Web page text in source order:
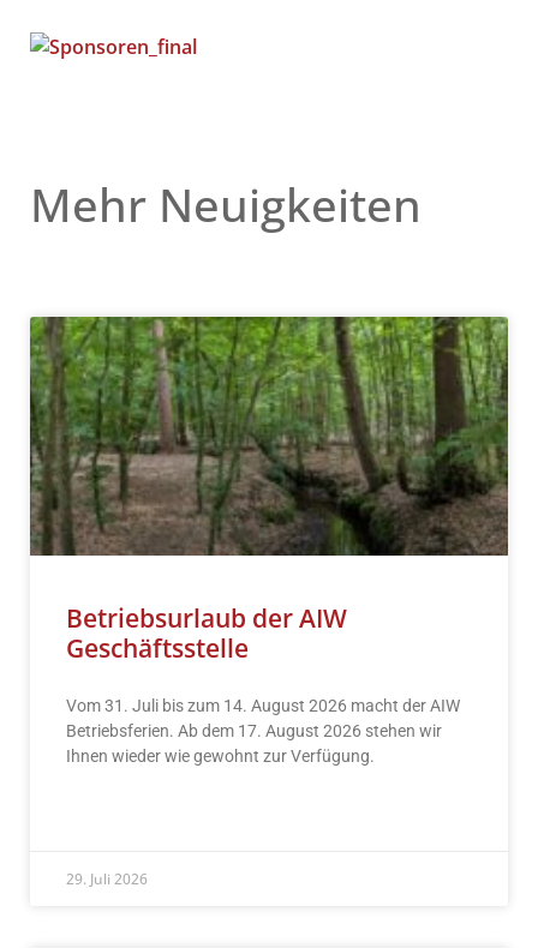
Mehr Neuigkeiten
Betriebsurlaub der AIW
Geschäftsstelle
Vom 31. Juli bis zum 14. August 2026 macht der AIW
Betriebsferien. Ab dem 17. August 2026 stehen wir
Ihnen wieder wie gewohnt zur Verfügung.
29. Juli 2026